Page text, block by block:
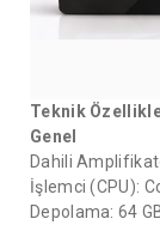
Teknik
Genel
Dahili
İşlemci (CPU):
Depolama: 64